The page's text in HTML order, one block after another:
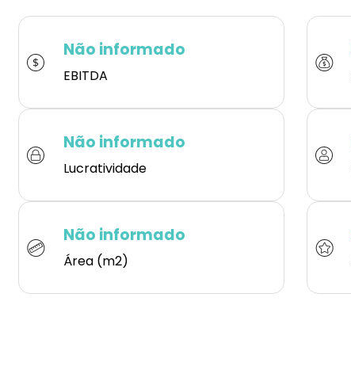
Não informado
EBITDA
Não informado
Lucratividade
Não informado
Área (m2)